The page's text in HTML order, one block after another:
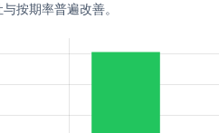
按期率普遍改善。